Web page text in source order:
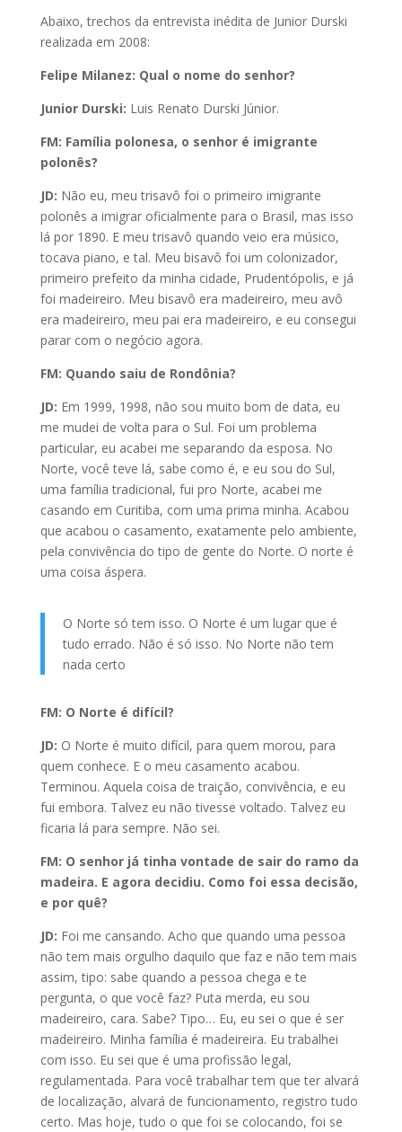
Abaixo, trechos da entrevista inédita de Junior Durski
realizada em 2008:
Felipe Milanez: Qual o nome do senhor?
Junior Durski: Luis Renato Durski Júnior.
FM: Família polonesa, o senhor é imigrante
polonês?
JD: Não eu, meu trisavô foi o primeiro imigrante
polonês a imigrar oficialmente para o Brasil, mas isso
lá por 1890. E meu trisavô quando veio era músico,
tocava piano, e tal. Meu bisavô foi um colonizador,
primeiro prefeito da minha cidade, Prudentópolis, e já
foi madeireiro. Meu bisavô era madeireiro, meu avô
era madeireiro, meu pai era madeireiro, e eu consegui
parar com o negócio agora.
FM: Quando saiu de Rondônia?
JD: Em 1999, 1998, não sou muito bom de data, eu
me mudei de volta para o Sul. Foi um problema
particular, eu acabei me separando da esposa. No
Norte, você teve lá, sabe como é, e eu sou do Sul,
uma família tradicional, fui pro Norte, acabei me
casando em Curitiba, com uma prima minha. Acabou
que acabou o casamento, exatamente pelo ambiente,
pela convivência do tipo de gente do Norte. O norte é
uma coisa áspera.
O Norte só tem isso. O Norte é um lugar que é
tudo errado. Não é só isso. No Norte não tem
nada certo
FM: O Norte é difícil?
JD: O Norte é muito difícil, para quem morou, para
quem conhece. E o meu casamento acabou.
Terminou. Aquela coisa de traição, convivência, e eu
fui embora. Talvez eu não tivesse voltado. Talvez eu
ficaria lá para sempre. Não sei.
FM: O senhor já tinha vontade de sair do ramo da
madeira. E agora decidiu. Como foi essa decisão,
e por quê?
JD: Foi me cansando. Acho que quando uma pessoa
não tem mais orgulho daquilo que faz e não tem mais
assim, tipo: sabe quando a pessoa chega e te
pergunta, o que você faz? Puta merda, eu sou
madeireiro, cara. Sabe? Tipo… Eu, eu sei o que é ser
madeireiro. Minha família é madeireira. Eu trabalhei
com isso. Eu sei que é uma profissão legal,
regulamentada. Para você trabalhar tem que ter alvará
de localização, alvará de funcionamento, registro tudo
certo. Mas hoje, tudo o que foi se colocando, foi se